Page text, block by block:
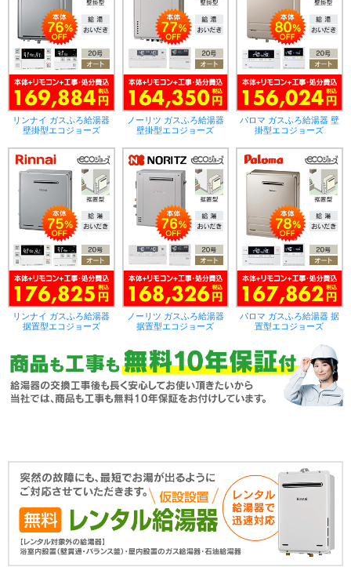
リンナイ ガスふろ給湯器
壁掛型エコジョーズ
ノーリツ ガスふろ給湯器
壁掛型エコジョーズ
パロマ ガスふろ給湯器 壁
掛型エコジョーズ
リンナイ ガスふろ給湯器
据置型エコジョーズ
ノーリツ ガスふろ給湯器
据置型エコジョーズ
パロマ ガスふろ給湯器 据
置型エコジョーズ